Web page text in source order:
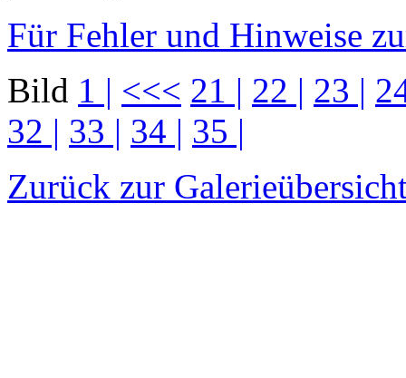
Für Fehler und Hinweise
Bild 1 | <<< 21 | 22 | 23 |
32 | 33 | 34 | 35 |
Zurück zur